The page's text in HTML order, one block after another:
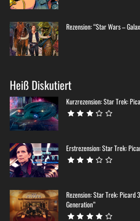
Rezension: “Star Wars –
Heiß Diskutiert
Kurzrezension: Star Trek:
Erstrezension: Star Trek:
Rezension: Star Trek: Picard
Generation”